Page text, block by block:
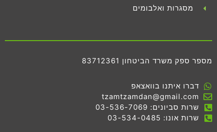
מסגרות ואלבומים
מספר ספק משרד הביטחון 83712361
דברו איתנו בוואצאפ
tzamtzamdan@gmail.com
שרות סביונים: 03-536-7069
שרות אונו: 03-534-0485